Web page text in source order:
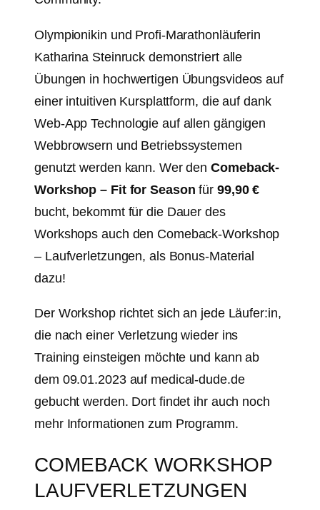
Olympionikin und Profi-Marathonläuferin
Katharina Steinruck demonstriert alle
Übungen in hochwertigen Übungsvideos auf
einer intuitiven Kursplattform, die auf dank
Web-App Technologie auf allen gängigen
Webbrowsern und Betriebssystemen
genutzt werden kann. Wer denComeback-
Workshop – Fit for Season für 99,90 €
bucht, bekommt für die Dauer des
Workshops auch den Comeback-Workshop
– Laufverletzungen, als Bonus-Material
dazu!
Der Workshop richtet sich an jede Läufer:in,
die nach einer Verletzung wieder ins
Training einsteigen möchte und kann ab
dem 09.01.2023 auf medical-dude.de
gebucht werden. Dort findet ihr auch noch
mehr Informationen zum Programm.
COMEBACK WORKSHOP
LAUFVERLETZUNGEN